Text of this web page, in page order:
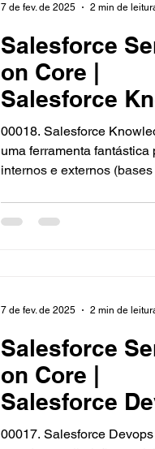
Salesforce
on Core |
Salesforce
00018. Salesforce Knowledge O Salesforce
uma ferramenta
internos e externos (bases
7 de fev. de 2025 2 min de
Salesforce
on Core |
Salesforce
00017. Salesforce
7 de fev. de 2025 2 min de